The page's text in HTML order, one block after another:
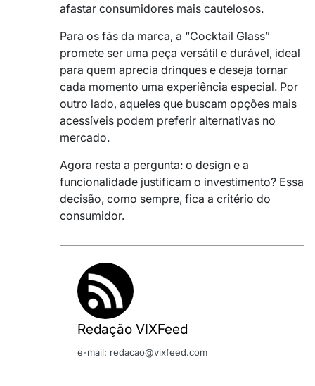
afastar consumidores mais cautelosos.
Para os fãs da marca, a “Cocktail Glass”
promete ser uma peça versátil e durável, ideal
para quem aprecia drinques e deseja tornar
cada momento uma experiência especial. Por
outro lado, aqueles que buscam opções mais
acessíveis podem preferir alternativas no
mercado.
Agora resta a pergunta: o design e a
funcionalidade justificam o investimento? Essa
decisão, como sempre, fica a critério do
consumidor.
Redação VIXFeed
e-mail: redacao@vixfeed.com